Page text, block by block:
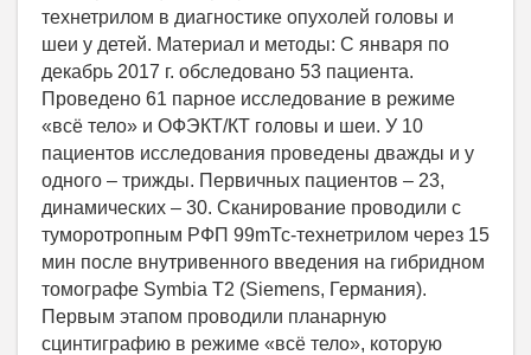
технетрилом в диагностике опухолей головы и
шеи у детей. Материал и методы: С января по
декабрь 2017 г. обследовано 53 пациента.
Проведено 61 парное исследование в режиме
«всё тело» и ОФЭКТ/КТ головы и шеи. У 10
пациентов исследования проведены дважды и у
одного – трижды. Первичных пациентов – 23,
динамических – 30. Сканирование проводили с
туморотропным РФП 99mТс-технетрилом через 15
мин после внутривенного введения на гибридном
томографе Symbia T2 (Siemens, Германия).
Первым этапом проводили планарную
сцинтиграфию в режиме «всё тело», которую